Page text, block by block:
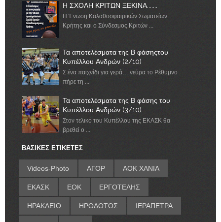
Η ΣΧΟΛΗ ΚΡΙΤΩΝ ΞΕΚΙΝΑ.......
Η Ένωση Καλαθοσφαιρικών Σωματείων
Κρήτης και ο Σύνδεσμος Κριτών ...
Τα αποτελέσματα της Β φάσηςτου
Κυπέλλου Ανδρών (2/10)
Σ ένα παιχνίδι για γερά… νεύρα το Ρέθυμνο
πήρε τη ...
Τα αποτελέσματα της Β φάσης του
Κυπέλλου Ανδρών (3/10)
Στον τελικό του Κυπέλλου της ΕΚΑΣΚ θα
βρεθεί ο ...
ΒΑΣΙΚΕΣ ΕΤΙΚΕΤΕΣ
Videos-Photo ΑΓΟΡ ΑΟΚ ΧΑΝΙΑ
ΕΚΑΣΚ ΕΟΚ ΕΡΓΟΤΕΛΗΣ
ΗΡΑΚΛΕΙΟ ΗΡΟΔΟΤΟΣ ΙΕΡΑΠΕΤΡΑ